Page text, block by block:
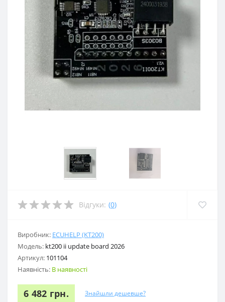
Відгуки: (0)
Виробник: ECUHELP (KT200)
Модель: kt200 ii update board 2026
Артикул: 101104
Наявність: В наявності
6 482 грн. Знайшли дешевше?